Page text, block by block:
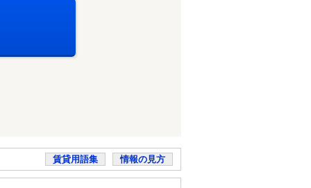
賃貸用語集 情報の見方